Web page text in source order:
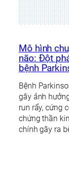
Mô hình
não: Đột
bệnh
Bệnh
gây ảnh
run rẩy, cứng
chứng thần
chính gây ra